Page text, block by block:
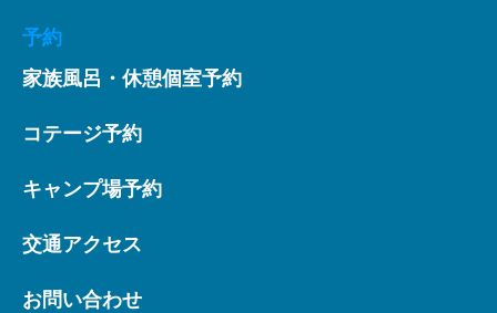
予約
家族風呂・休憩個室予約
コテージ予約
キャンプ場予約
交通アクセス
お問い合わせ